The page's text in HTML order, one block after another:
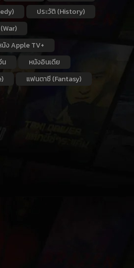
ประวัติ (History)
นัง Apple TV+
น
หนังอินเดีย
แฟนตาซี (Fantasy)